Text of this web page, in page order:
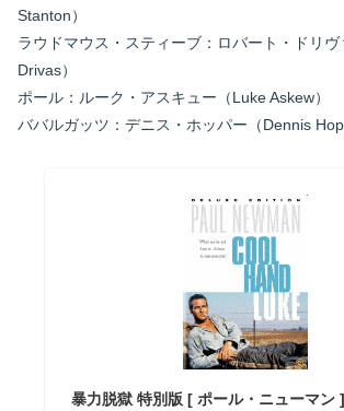
Stanton）
ラウドマウス・スティーブ：ロバート・ドリ
Drivas）
ポール：ルーク・アスキュー（Luke Askew）
ババルガッツ：デニス・ホッパー（Dennis
暴力脱獄 特別版 [ ポール・ニューマン ]